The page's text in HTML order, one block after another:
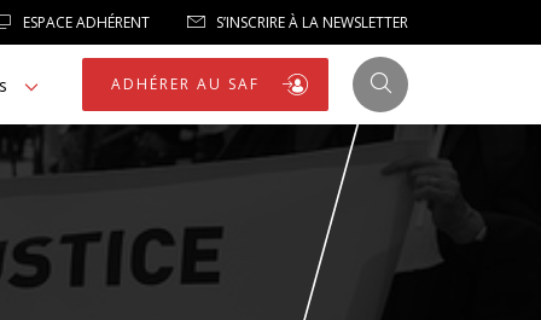
ESPACE ADHÉRENT S’INSCRIRE À LA NEWSLETTER
ADHÉRER AU SAF
JUSTICE